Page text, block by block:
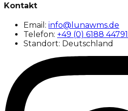
Kontakt
Email: info@lunawms.de
Telefon: +49 (0) 6188
Standort: Deutschland